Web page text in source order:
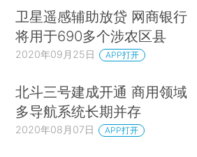
卫星遥感辅助放贷 网商银行
将用于690多个涉农区县
2020年09月25日 APP打开
北斗三号建成开通 商用领域
多导航系统长期并存
2020年08月07日 APP打开